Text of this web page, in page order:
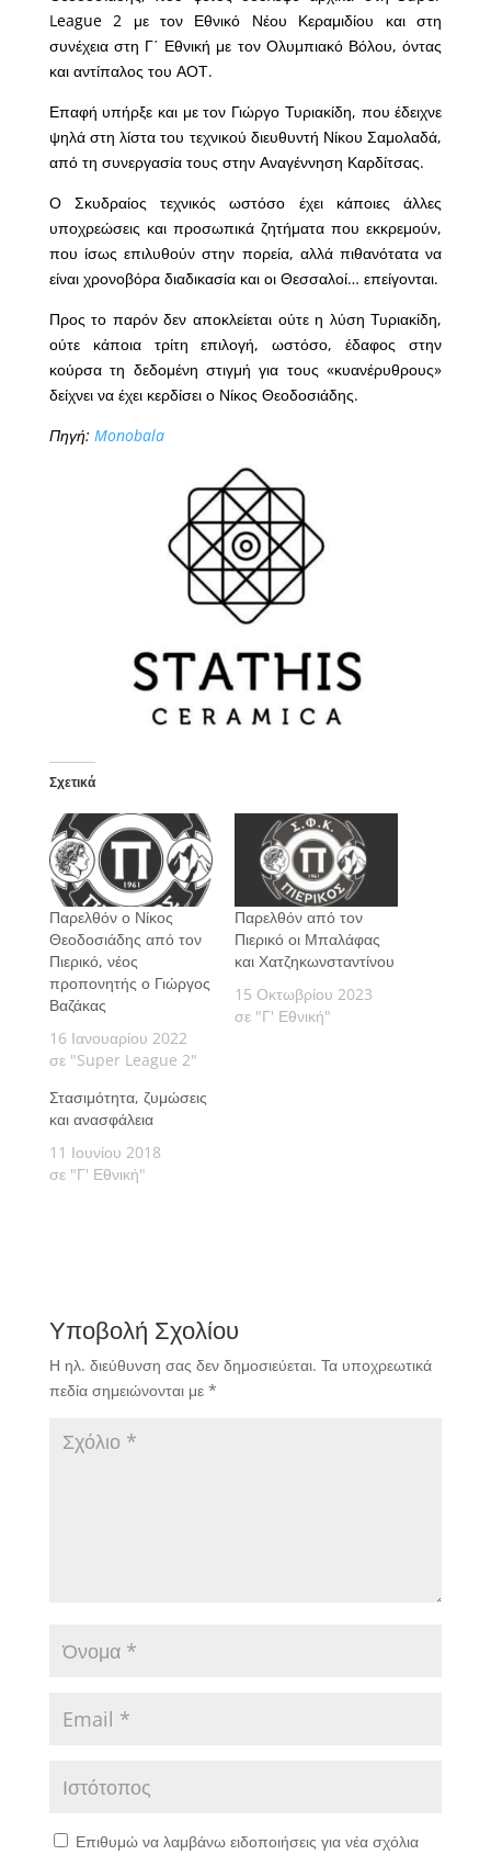
League 2 με τον Εθνικό Νέου Κεραμιδίου και στη
συνέχεια στη Γ΄ Εθνική με τον Ολυμπιακό Βόλου, όντας
και αντίπαλος του ΑΟΤ.
Επαφή υπήρξε και με τον Γιώργο Τυριακίδη, που έδειχνε
ψηλά στη λίστα του τεχνικού διευθυντή Νίκου Σαμολαδά,
από τη συνεργασία τους στην Αναγέννηση Καρδίτσας.
Ο Σκυδραίος τεχνικός ωστόσο έχει κάποιες άλλες
υποχρεώσεις και προσωπικά ζητήματα που εκκρεμούν,
που ίσως επιλυθούν στην πορεία, αλλά πιθανότατα να
είναι χρονοβόρα διαδικασία και οι Θεσσαλοί… επείγονται.
Προς το παρόν δεν αποκλείεται ούτε η λύση Τυριακίδη,
ούτε κάποια τρίτη επιλογή, ωστόσο, έδαφος στην
κούρσα τη δεδομένη στιγμή για τους «κυανέρυθρους»
δείχνει να έχει κερδίσει ο Νίκος Θεοδοσιάδης.
Πηγή: Monobala
Σχετικά
Παρελθόν ο Νίκος
Θεοδοσιάδης από τον
Πιερικό, νέος
προπονητής ο Γιώργος
Βαζάκας
16 Ιανουαρίου 2022
σε "Super League 2"
Παρελθόν από τον
Πιερικό οι Μπαλάφας
και Χατζηκωνσταντίνου
15 Οκτωβρίου 2023
σε "Γ' Εθνική"
Στασιμότητα, ζυμώσεις
και ανασφάλεια
11 Ιουνίου 2018
σε "Γ' Εθνική"
Υποβολή Σχολίου
Η ηλ. διεύθυνση σας δεν δημοσιεύεται. Τα υποχρεωτικά
πεδία σημειώνονται με *
Επιθυμώ να λαμβάνω ειδοποιήσεις για νέα σχόλια